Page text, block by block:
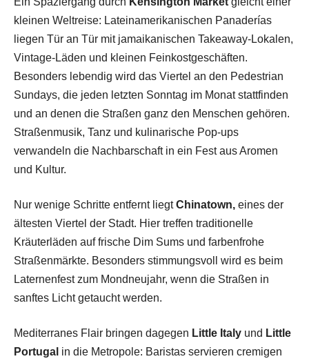
kleinen Weltreise: Lateinamerikanischen Panaderías
liegen Tür an Tür mit jamaikanischen Takeaway-Lokalen,
Vintage-Läden und kleinen Feinkostgeschäften.
Besonders lebendig wird das Viertel an den Pedestrian
Sundays, die jeden letzten Sonntag im Monat stattfinden
und an denen die Straßen ganz den Menschen gehören.
Straßenmusik, Tanz und kulinarische Pop-ups
verwandeln die Nachbarschaft in ein Fest aus Aromen
und Kultur.
Nur wenige Schritte entfernt liegtChinatown, eines der
ältesten Viertel der Stadt. Hier treffen traditionelle
Kräuterläden auf frische Dim Sums und farbenfrohe
Straßenmärkte. Besonders stimmungsvoll wird es beim
Laternenfest zum Mondneujahr, wenn die Straßen in
sanftes Licht getaucht werden.
Mediterranes Flair bringen dagegen Little Italy und Little
Portugal in die Metropole: Baristas servieren cremigen